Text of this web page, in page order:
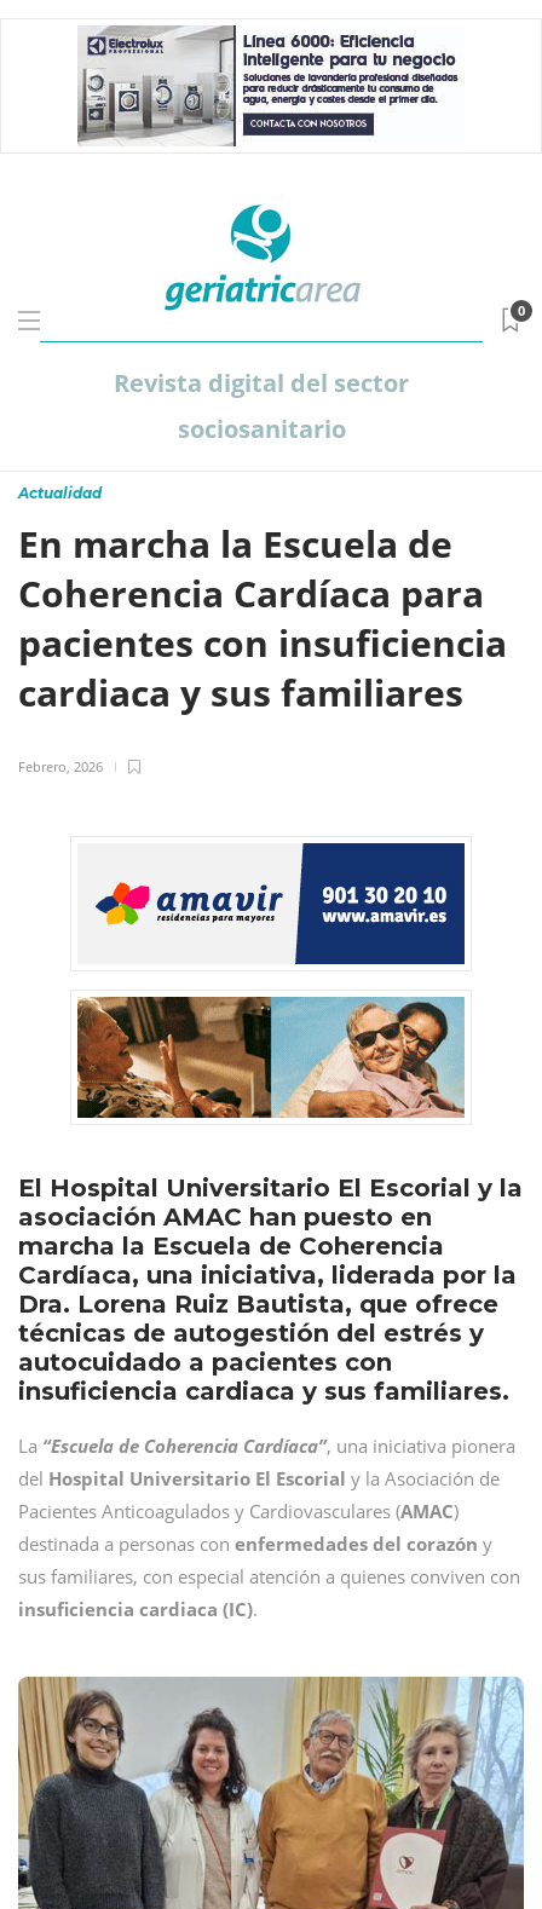
Revista digital del sector
sociosanitario
0
Actualidad
En marcha la Escuela de
Coherencia Cardíaca para
pacientes con insuficiencia
cardiaca y sus familiares
Febrero, 2026
El Hospital Universitario El Escorial y la
asociación AMAC han puesto en
marcha la Escuela de Coherencia
Cardíaca, una iniciativa, liderada por la
Dra. Lorena Ruiz Bautista, que ofrece
técnicas de autogestión del estrés y
autocuidado a pacientes con
insuficiencia cardiaca y sus familiares.
La “Escuela de Coherencia Cardíaca”, una iniciativa pionera
del Hospital Universitario El Escorial y la Asociación de
Pacientes Anticoagulados y Cardiovasculares (AMAC)
destinada a personas con enfermedades del corazón y
sus familiares, con especial atención a quienes conviven con
insuficiencia cardiaca (IC).